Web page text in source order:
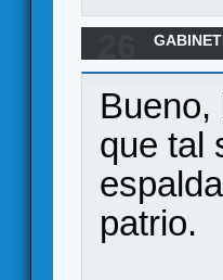
Bueno,
que tal
patrio.